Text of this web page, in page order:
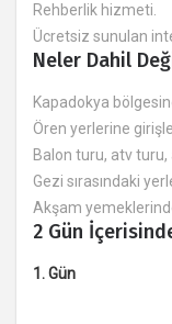
Rehberlik hizmeti.
Ücretsiz sunulan
Neler Dahil
Kapadokya
Ören yerlerine
Balon turu, atv turu,
Gezi sırasındaki
Akşam
2 Gün
1. Gün